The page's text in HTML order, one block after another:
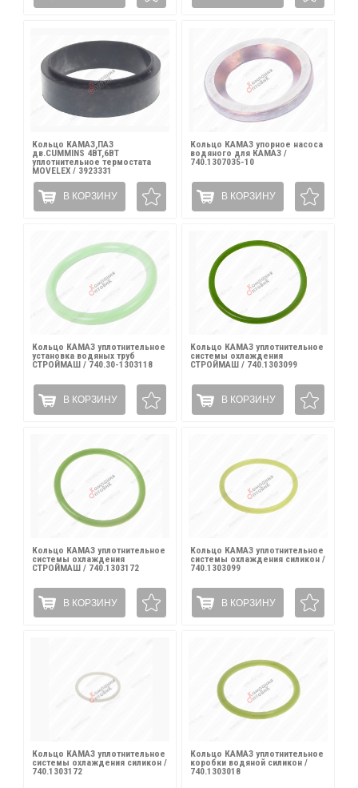
Кольцо КАМАЗ,ПАЗ
дв.CUMMINS 4BT,6BT
уплотнительное термостата
MOVELEX / 3923331
В КОРЗИНУ
Кольцо КАМАЗ упорное насоса
водяного для КАМАЗ /
740.1307035-10
В КОРЗИНУ
Кольцо КАМАЗ уплотнительное
установка водяных труб
СТРОЙМАШ / 740.30-1303118
В КОРЗИНУ
Кольцо КАМАЗ уплотнительное
системы охлаждения
СТРОЙМАШ / 740.1303099
В КОРЗИНУ
Кольцо КАМАЗ уплотнительное
системы охлаждения
СТРОЙМАШ / 740.1303172
В КОРЗИНУ
Кольцо КАМАЗ уплотнительное
системы охлаждения силикон /
740.1303099
В КОРЗИНУ
Кольцо КАМАЗ уплотнительное
системы охлаждения силикон /
740.1303172
Кольцо КАМАЗ уплотнительное
коробки водяной силикон /
740.1303018